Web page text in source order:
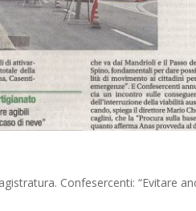
Confesercenti: “Evitare